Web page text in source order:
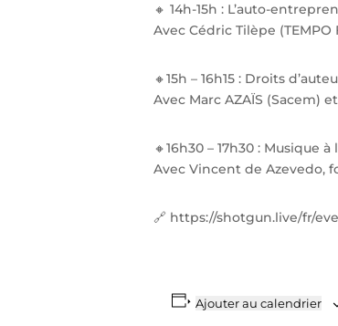
🔸 14h-15h : L’auto-
Avec Cédric Tilèpe (TEMPO
🔸15h – 16h15 : Droits
Avec Marc AZAÏS (Sacem)
🔸16h30 – 17h30 : Musique à
Avec Vincent de Azevedo,
🔗 https://shotgun.live/fr/
Ajouter au calendrier